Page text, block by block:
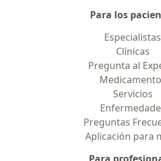
Para los
Especialistas
Clínicas
Pregunta al
Servicios
Preguntas
Aplicación para